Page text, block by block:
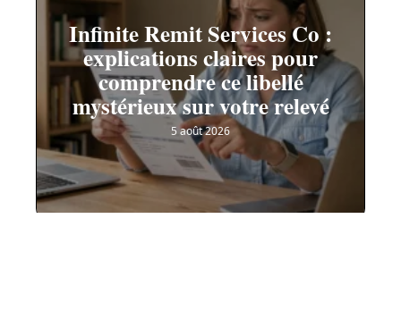
Infinite Remit Services Co :
explications claires pour
comprendre ce libellé
mystérieux sur votre relevé
5 août 2026